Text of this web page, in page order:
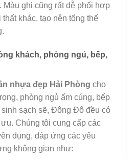
Màu ghi cũng rất dễ phối hợp
khác, tạo nên tổng thể
khách, phòng ngủ, bếp,
nhựa đẹp Hải Phòng cho
phòng ngủ ấm cúng, bếp
sinh sạch sẽ, Đông Đô đều có
Chúng tôi cung cấp các
dụng, đáp ứng các yêu
không gian như: